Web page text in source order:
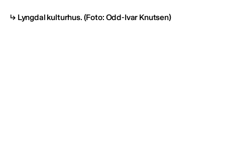
Lyngdal kulturhus. (Foto: Odd-Ivar Knutsen)